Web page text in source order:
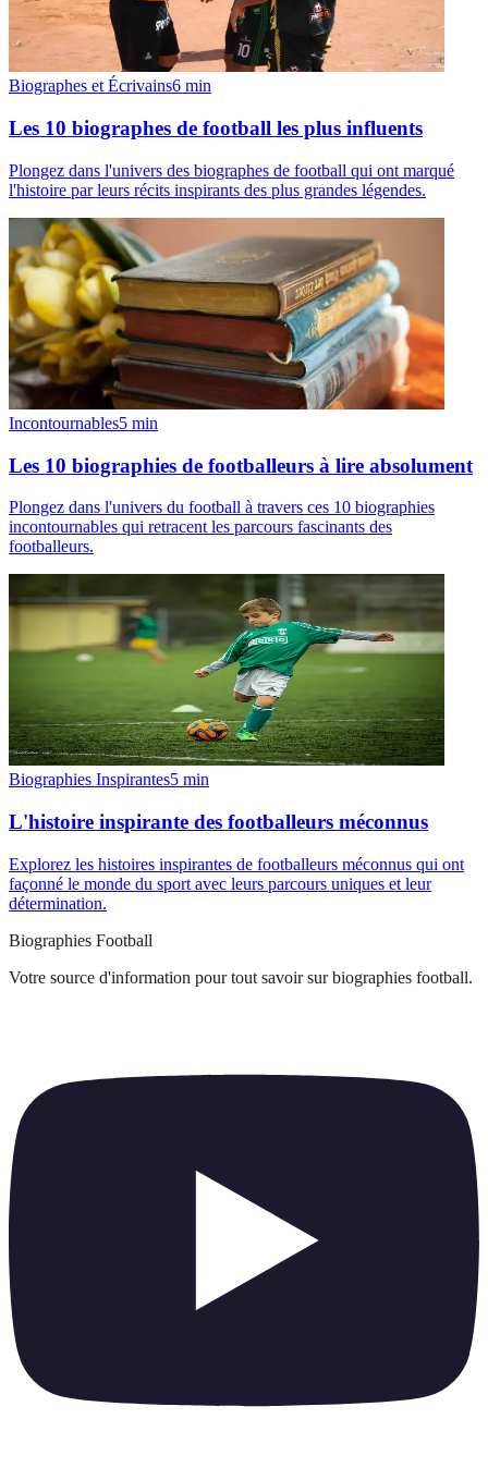
Biographes et Écrivains6 min
Les 10 biographes de football les plus influents
Plongez dans l'univers des biographes de football qui ont marqué
l'histoire par leurs récits inspirants des plus grandes légendes.
Incontournables5 min
Les 10 biographies de footballeurs à lire absolument
Plongez dans l'univers du football à travers ces 10 biographies
incontournables qui retracent les parcours fascinants des
footballeurs.
Biographies Inspirantes5 min
L'histoire inspirante des footballeurs méconnus
Explorez les histoires inspirantes de footballeurs méconnus qui ont
façonné le monde du sport avec leurs parcours uniques et leur
détermination.
Biographies Football
Votre source d'information pour tout savoir sur biographies football.